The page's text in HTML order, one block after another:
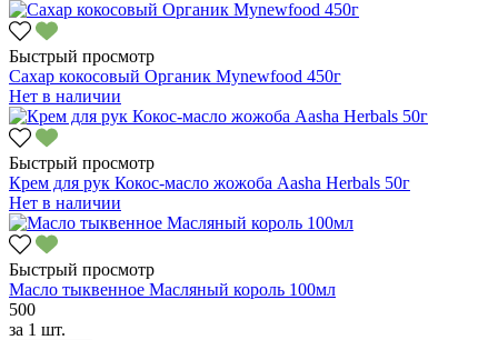
Быстрый просмотр
Сахар кокосовый Органик Mynewfood 450г
Нет в наличии
Быстрый просмотр
Крем для рук Кокос-масло жожоба Aasha Herbals 50г
Нет в наличии
Быстрый просмотр
Масло тыквенное Масляный король 100мл
500
за 1 шт.